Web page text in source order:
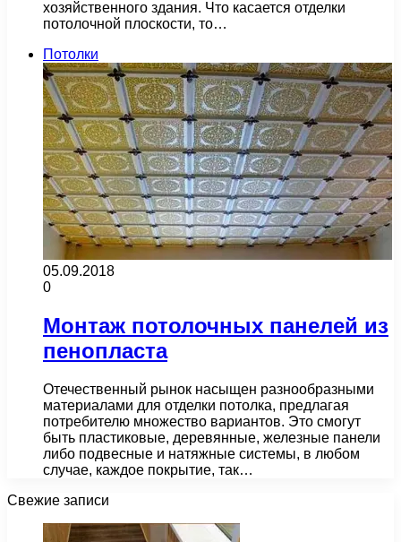
хозяйственного здания. Что касается отделки
потолочной плоскости, то…
Потолки
05.09.2018
0
Монтаж потолочных панелей из
пенопласта
Отечественный рынок насыщен разнообразными
материалами для отделки потолка, предлагая
потребителю множество вариантов. Это смогут
быть пластиковые, деревянные, железные панели
либо подвесные и натяжные системы, в любом
случае, каждое покрытие, так…
Свежие записи